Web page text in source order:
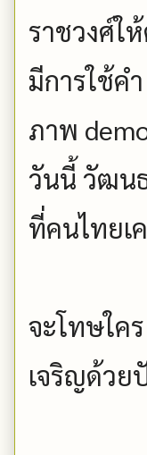
ราชวงศ์ใ
มีการใช้ค
ภาพ
วันนี้ วัฒน
ที่คนไทยเ
จะโทษใค
เจริญด้วย